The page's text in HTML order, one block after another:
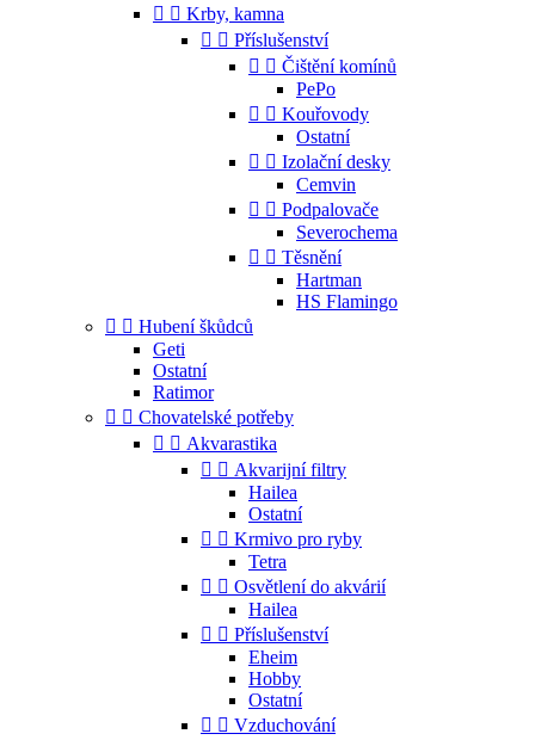
  Krby, kamna
  Příslušenství
  Čištění komínů
PePo
  Kouřovody
Ostatní
  Izolační desky
Cemvin
  Podpalovače
Severochema
  Těsnění
Hartman
HS Flamingo
  Hubení škůdců
Geti
Ostatní
Ratimor
  Chovatelské potřeby
  Akvarastika
  Akvarijní filtry
Hailea
Ostatní
  Krmivo pro ryby
Tetra
  Osvětlení do akvárií
Hailea
  Příslušenství
Eheim
Hobby
Ostatní
  Vzduchování